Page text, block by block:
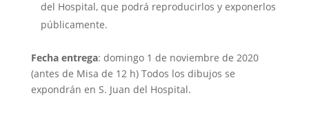
del Hospital, que podrá reproducirlos y exponerlos
públicamente.
Fecha entrega: domingo 1 de noviembre de 2020
(antes de Misa de 12 h) Todos los dibujos se
expondrán en S. Juan del Hospital.